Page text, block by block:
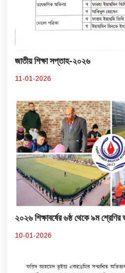
জাতীয় শিক্ষা সপ্তাহ-২০২৬
11-01-2026
২০২৬ শিক্ষাবর্ষের ৬ষ্ঠ থেকে ৯ম শ্রেণির
10-01-2026